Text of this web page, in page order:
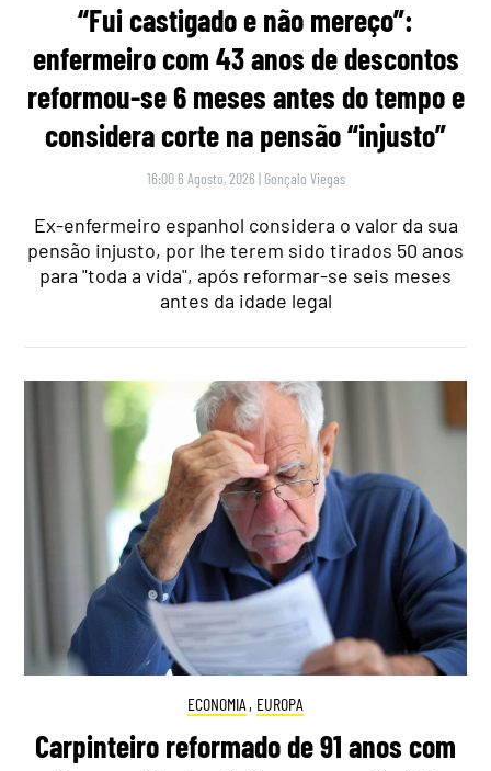
“Fui castigado e não mereço”:
enfermeiro com 43 anos de descontos
reformou-se 6 meses antes do tempo e
considera corte na pensão “injusto”
16:00 6 Agosto, 2026 | Gonçalo Viegas
Ex-enfermeiro espanhol considera o valor da sua
pensão injusto, por lhe terem sido tirados 50 anos
para "toda a vida", após reformar-se seis meses
antes da idade legal
ECONOMIA , EUROPA
Carpinteiro reformado de 91 anos com